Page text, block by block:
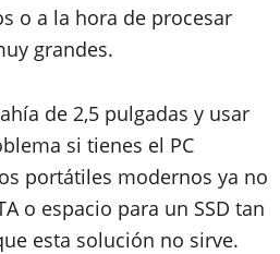
o a la hora de procesar
grandes.
de 2,5 pulgadas y usar
si tienes el PC
portátiles modernos ya no
o espacio para un SSD tan
esta solución no sirve.